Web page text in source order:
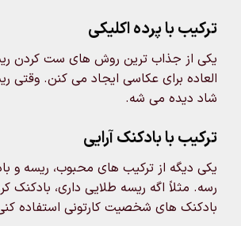
ترکیب با پرده اکلیکی
یکی از جذاب ترین روش های ست کردن
العاده برای عکاسی ایجاد می کنن.
شاد دیده می شه.
ترکیب با بادکنک آرایی
یکی دیگه از ترکیب های محبوب، ریسه و
رسه. مثلاً اگه ریسه طلایی داری،
بادکنک های شخصیت کارتونی استفاده